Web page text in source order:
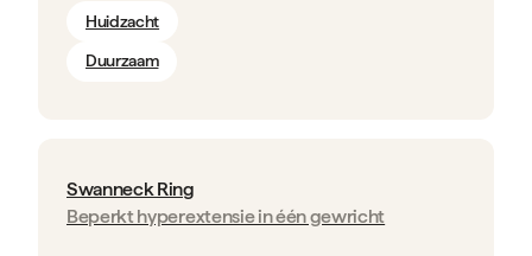
Huidzacht
Duurzaam
Swanneck Ring
Beperkt hyperextensie in één gewricht